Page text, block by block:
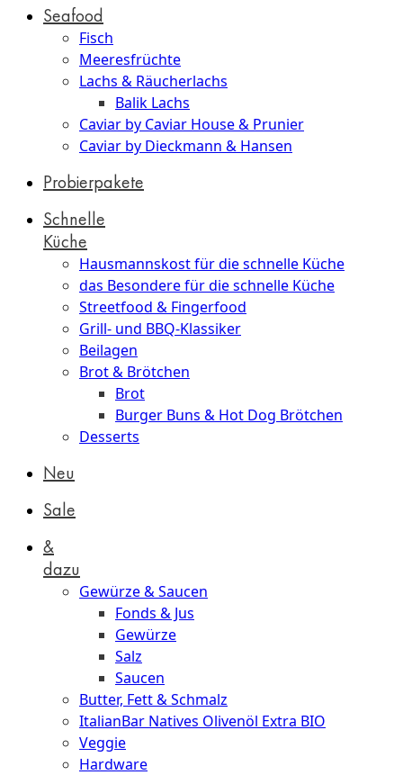
Seafood
Fisch
Meeresfrüchte
Lachs & Räucherlachs
Balik Lachs
Caviar by Caviar House & Prunier
Caviar by Dieckmann & Hansen
Probierpakete
Schnelle
Küche
Hausmannskost für die schnelle Küche
das Besondere für die schnelle Küche
Streetfood & Fingerfood
Grill- und BBQ-Klassiker
Beilagen
Brot & Brötchen
Brot
Burger Buns & Hot Dog Brötchen
Desserts
Neu
Sale
&
dazu
Gewürze & Saucen
Fonds & Jus
Gewürze
Salz
Saucen
Butter, Fett & Schmalz
ItalianBar Natives Olivenöl Extra BIO
Veggie
Hardware